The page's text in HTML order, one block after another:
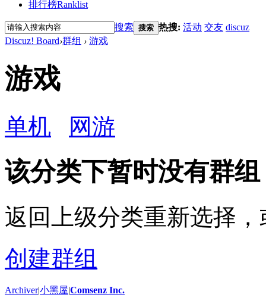
排行榜Ranklist
搜索 搜索 热搜: 活动 交友 discuz
Discuz! Board›群组 › 游戏
游戏
单机 网游
该分类下暂时没有群组
返回上级分类重新选择
创建群组
Archiver|小黑屋|Comsenz Inc.